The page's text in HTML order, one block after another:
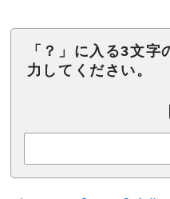
「？」に入る3文字
力してください。